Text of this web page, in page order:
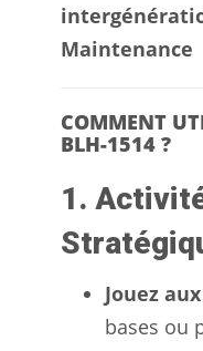
Maintenance
COMMENT
BLH-1514 ?
1.
Jouez
bases ou